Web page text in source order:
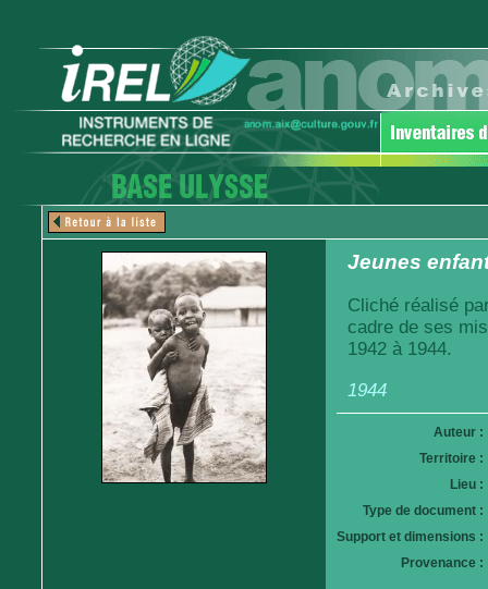
Jeunes
Cliché réalisé
cadre de ses
1942 à 1944.
1944
Auteur :
Territoire :
Lieu :
Type de document :
Support et dimensions :
Provenance :